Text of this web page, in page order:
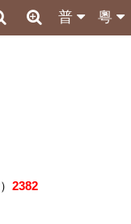
粵
普
2382